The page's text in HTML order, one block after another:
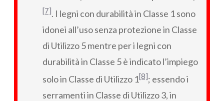
[7]. I legni con durabilità in Classe 1 sono
idonei all’uso senza protezione in Classe
di Utilizzo 5 mentre per i legni con
durabilità in Classe 5 è indicato l’impiego
solo in Classe di Utilizzo 1[8]; essendo i
serramenti in Classe di Utilizzo 3, in